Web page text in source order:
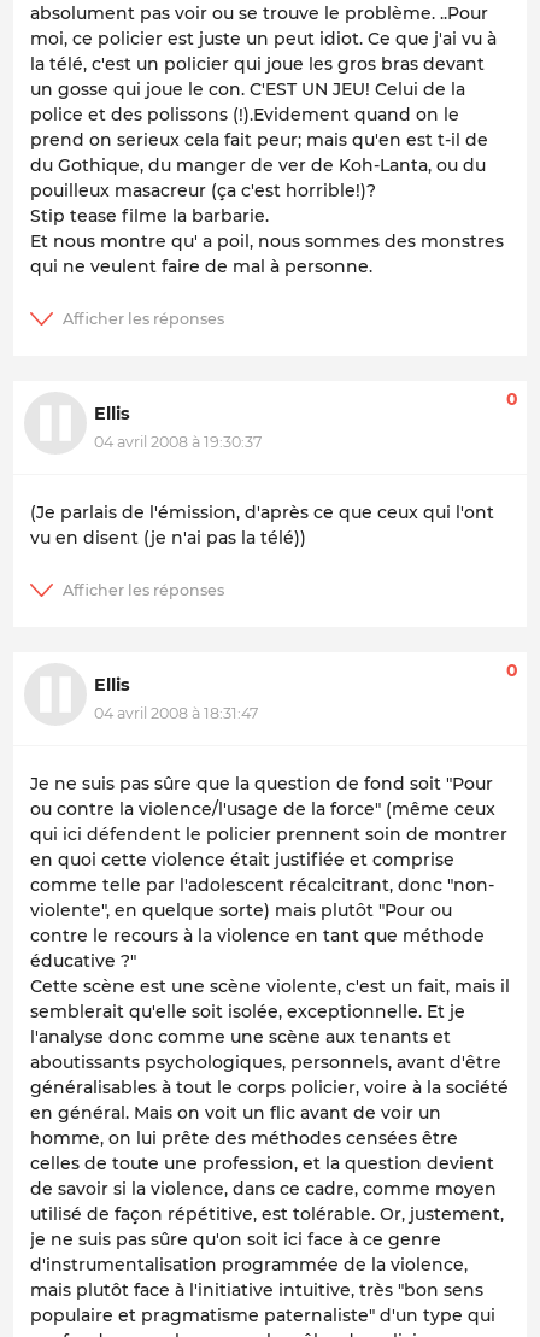
absolument pas voir ou se trouve le problème. ..Pour
moi, ce policier est juste un peut idiot. Ce que j'ai vu à
la télé, c'est un policier qui joue les gros bras devant
un gosse qui joue le con. C'EST UN JEU! Celui de la
police et des polissons (!).Evidement quand on le
prend on serieux cela fait peur; mais qu'en est t-il de
du Gothique, du manger de ver de Koh-Lanta, ou du
pouilleux masacreur (ça c'est horrible!)?
Stip tease filme la barbarie.
Et nous montre qu' a poil, nous sommes des monstres
qui ne veulent faire de mal à personne.
Ellis
04 avril 2008 à 19:30:37
0
(Je parlais de l'émission, d'après ce que ceux qui l'ont
vu en disent (je n'ai pas la télé))
Ellis
04 avril 2008 à 18:31:47
0
Je ne suis pas sûre que la question de fond soit "Pour
ou contre la violence/l'usage de la force" (même ceux
qui ici défendent le policier prennent soin de montrer
en quoi cette violence était justifiée et comprise
comme telle par l'adolescent récalcitrant, donc "non-
violente", en quelque sorte) mais plutôt "Pour ou
contre le recours à la violence en tant que méthode
éducative ?"
Cette scène est une scène violente, c'est un fait, mais il
semblerait qu'elle soit isolée, exceptionnelle. Et je
l'analyse donc comme une scène aux tenants et
aboutissants psychologiques, personnels, avant d'être
généralisables à tout le corps policier, voire à la société
en général. Mais on voit un flic avant de voir un
homme, on lui prête des méthodes censées être
celles de toute une profession, et la question devient
de savoir si la violence, dans ce cadre, comme moyen
utilisé de façon répétitive, est tolérable. Or, justement,
je ne suis pas sûre qu'on soit ici face à ce genre
d'instrumentalisation programmée de la violence,
mais plutôt face à l'initiative intuitive, très "bon sens
populaire et pragmatisme paternaliste" d'un type qui